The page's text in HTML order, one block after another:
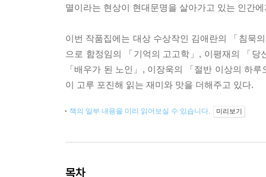
멸이라는 현상이 현대문명을 살아가고 있는 인간
이번 작품집에는 대상 수상작인 김애란의 「침묵
으로 함정임의 「기억의 고고학」, 이평재의 「
「배우가 된 노인」, 이장욱의 「절반 이상의 하
이 고루 포진해 읽는 재미와 맛을 더해주고 있다.
책의 일부 내용을 미리 읽어보실 수 있습니다. 미리보기
목차